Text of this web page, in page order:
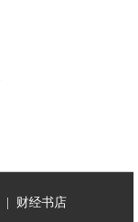
| 财经书店